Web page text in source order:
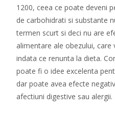
1200, ceea ce poate deveni
de carbohidrati si substante
termen scurt si deci nu are
alimentare ale obezului, care
indata ce renunta la dieta.
poate fi o idee excelenta
dar poate avea efecte
afectiuni digestive sau alergii.